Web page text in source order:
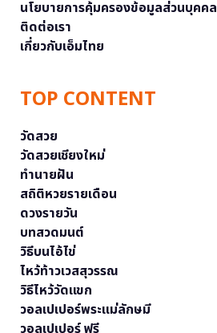
นโยบายการคุ้มครองข้อมูลส่วนบุคคล
ติดต่อเรา
เกี่ยวกับเอ็มไทย
TOP CONTENT
วัดสวย
วัดสวยเชียงใหม่
ทำนายฝัน
สถิติหวยรายเดือน
ดวงรายวัน
บทสวดมนต์
วิธีบนไอ้ไข่
ไหว้ท้าวเวสสุวรรณ
วิธีไหว้วัดแขก
วอลเปเปอร์พระแม่ลักษมี
วอลเปเปอร์ ฟรี